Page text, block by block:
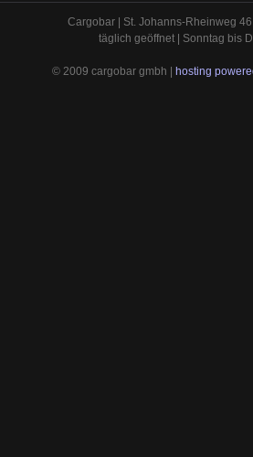
Cargobar | St. Johanns-Rheinweg
täglich geöffnet | Sonntag bis
© 2009 cargobar gmbh | hosting